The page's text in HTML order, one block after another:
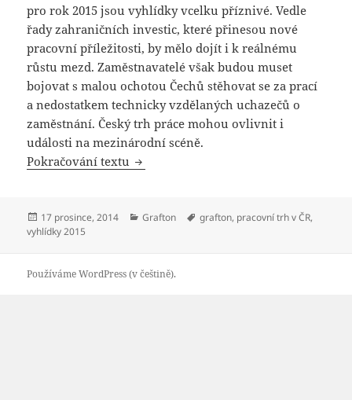
pro rok 2015 jsou vyhlídky vcelku příznivé. Vedle
řady zahraničních investic, které přinesou nové
pracovní příležitosti, by mělo dojít i k reálnému
růstu mezd. Zaměstnavatelé však budou muset
bojovat s malou ochotou Čechů stěhovat se za prací
a nedostatkem technicky vzdělaných uchazečů o
zaměstnání. Český trh práce mohou ovlivnit i
události na mezinárodní scéně.
Pokračování textu Grafton: Vyhlídky tuzemského trhu
Publikováno:
17 prosince, 2014 Rubriky:
Grafton Štítky:
grafton, pracovní trh v ČR,
vyhlídky 2015
Používáme WordPress (v češtině).